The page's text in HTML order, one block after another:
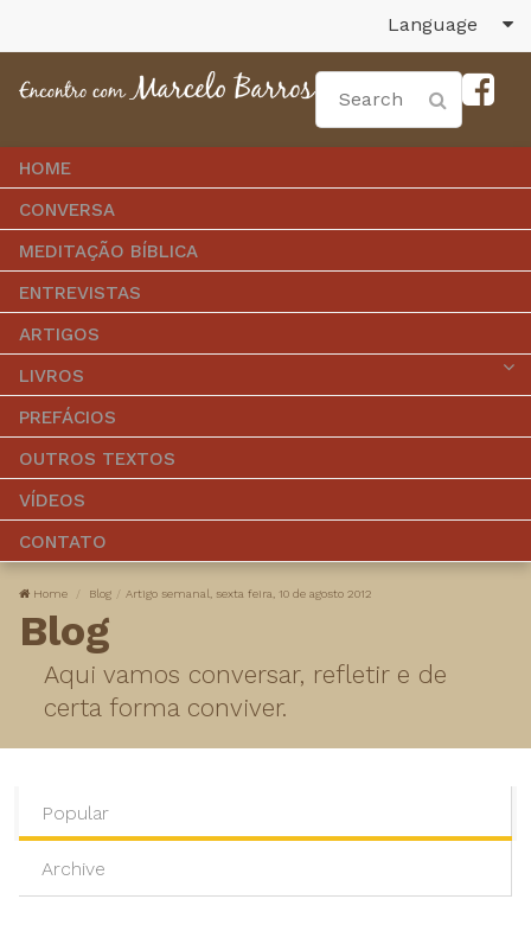
Language
HOME
CONVERSA
MEDITAÇÃO BÍBLICA
ENTREVISTAS
ARTIGOS
LIVROS
PREFÁCIOS
OUTROS TEXTOS
VÍDEOS
CONTATO
Home Blog Artigo semanal, sexta feira, 10 de agosto 2012
Blog
Aqui vamos conversar, refletir e de
certa forma conviver.
Popular
Archive